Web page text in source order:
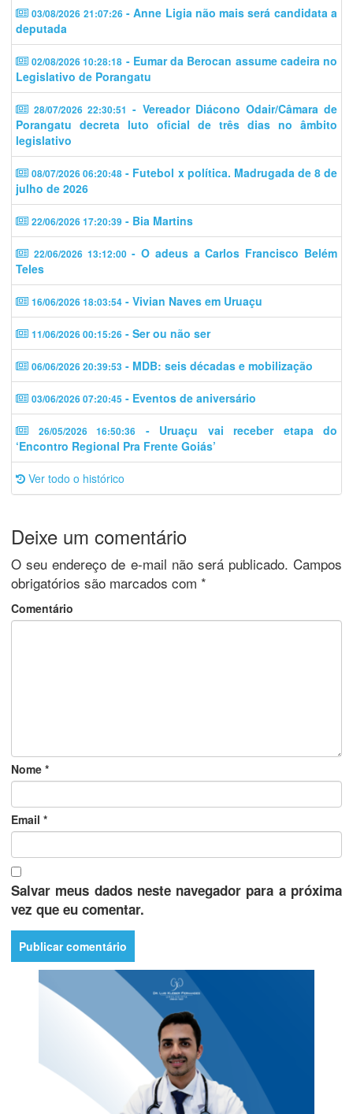
03/08/2026 21:07:26 - Anne Ligia não mais será candidata a
deputada
02/08/2026 10:28:18 - Eumar da Berocan assume cadeira no
Legislativo de Porangatu
28/07/2026 22:30:51 - Vereador Diácono Odair/Câmara de
Porangatu decreta luto oficial de três dias no âmbito
legislativo
08/07/2026 06:20:48 - Futebol x política. Madrugada de 8 de
julho de 2026
22/06/2026 17:20:39 - Bia Martins
22/06/2026 13:12:00- O adeus a Carlos Francisco Belém
Teles
16/06/2026 18:03:54 - Vivian Naves em Uruaçu
11/06/2026 00:15:26 - Ser ou não ser
06/06/2026 20:39:53 - MDB: seis décadas e mobilização
03/06/2026 07:20:45 - Eventos de aniversário
26/05/2026 16:50:36
- Uruaçu vai receber etapa do
‘Encontro Regional Pra Frente Goiás’
Ver todo o histórico
Deixe um comentário
O seu endereço de e-mail não será publicado. Campos
obrigatórios são marcados com *
Comentário
Nome *
Email *
Salvar meus dados neste navegador para a próxima
vez que eu comentar.